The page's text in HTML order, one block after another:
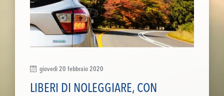
giovedì 20 febbraio 2020
LIBERI DI NOLEGGIARE, CON